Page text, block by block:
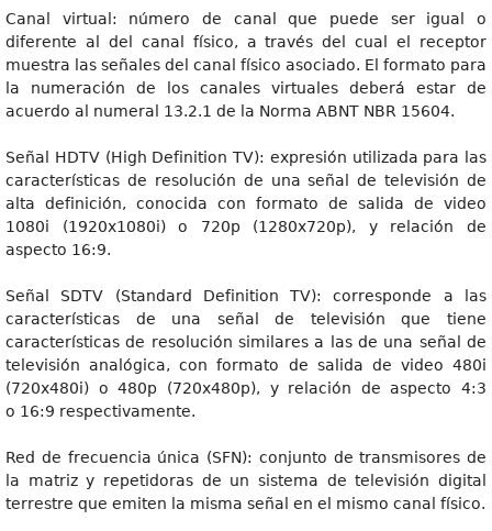
Canal virtual: número de canal que puede ser igual o
diferente al del canal físico, a través del cual el receptor
muestra las señales del canal físico asociado. El formato para
la numeración de los canales virtuales deberá estar de
acuerdo al numeral 13.2.1 de la Norma ABNT NBR 15604.
Señal HDTV (High Definition TV): expresión utilizada para las
características de resolución de una señal de televisión de
alta definición, conocida con formato de salida de video
1080i (1920x1080i) o 720p (1280x720p), y relación de
aspecto 16:9.
Señal SDTV (Standard Definition TV): corresponde a las
características de una señal de televisión que tiene
características de resolución similares a las de una señal de
televisión analógica, con formato de salida de video 480i
(720x480i) o 480p (720x480p), y relación de aspecto 4:3
o 16:9 respectivamente.
Red de frecuencia única (SFN): conjunto de transmisores de
la matriz y repetidoras de un sistema de televisión digital
terrestre que emiten la misma señal en el mismo canal físico.